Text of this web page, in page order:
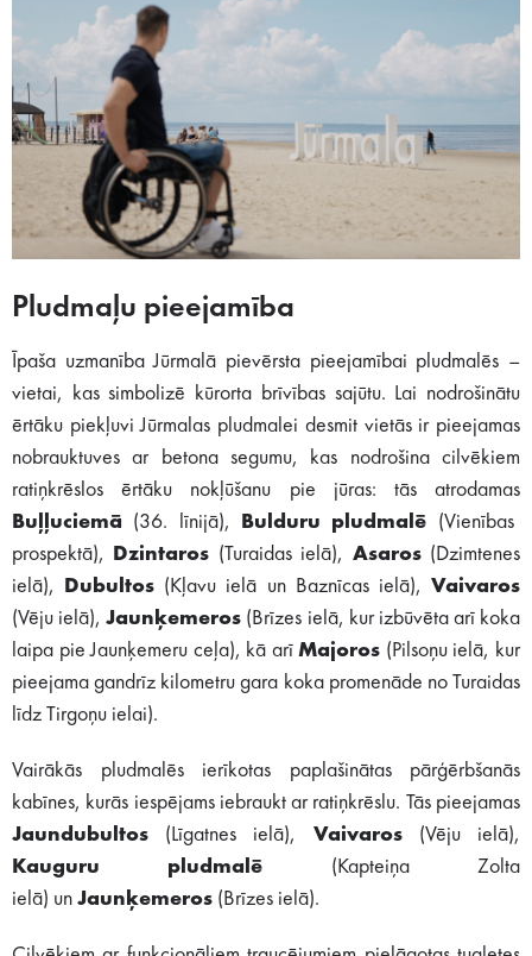
Pludmaļu pieejamība
Īpaša uzmanība Jūrmalā pievērsta pieejamībai pludmalēs –
vietai, kas simbolizē kūrorta brīvības sajūtu. Lai nodrošinātu
ērtāku piekļuvi Jūrmalas pludmalei desmit vietās ir pieejamas
nobrauktuves ar betona segumu, kas nodrošina cilvēkiem
ratiņkrēslos ērtāku nokļūšanu pie jūras: tās atrodamas
Buļļuciemā (36. līnijā), Bulduru pludmalē (Vienības
prospektā),
Dzintaros (Turaidas ielā), Asaros(Dzimtenes
ielā),
Dubultos (Kļavu ielā un Baznīcas ielā),Vaivaros
(Vēju ielā),Jaunķemeros (Brīzes ielā, kur izbūvēta arī koka
laipa pie Jaunķemeru ceļa), kā arīMajoros (Pilsoņu ielā, kur
pieejama gandrīz kilometru gara koka promenāde no Turaidas
līdz Tirgoņu ielai).
Vairākās pludmalēs ierīkotas paplašinātas pārģērbšanās
kabīnes, kurās iespējams iebraukt ar ratiņkrēslu. Tās pieejamas
Jaundubultos (Līgatnes ielā), Vaivaros(Vēju ielā),
Kauguru pludmalē (Kapteiņa Zolta
ielā) un Jaunķemeros (Brīzes ielā).